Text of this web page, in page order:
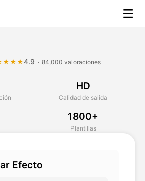
4.9 · 84,000 valoraciones
HD
Calidad de salida
1800+
Plantillas
Efecto